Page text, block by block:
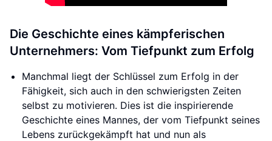
Die Geschichte eines kämpferischen
Unternehmers: Vom Tiefpunkt zum Erfolg
Manchmal liegt der Schlüssel zum Erfolg in der
Fähigkeit, sich auch in den schwierigsten Zeiten
selbst zu motivieren. Dies ist die inspirierende
Geschichte eines Mannes, der vom Tiefpunkt seines
Lebens zurückgekämpft hat und nun als